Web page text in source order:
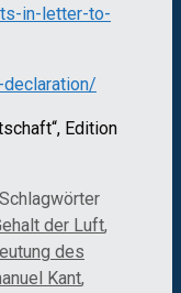
in-letter-to-
Edition
Schlagwörter
der Luft,
des
Kant,